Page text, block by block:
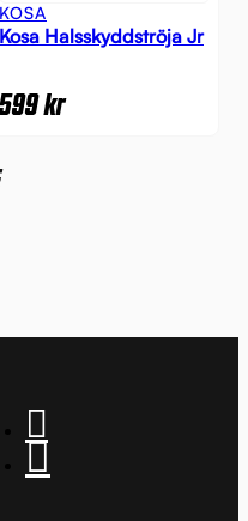
KOSA
Kosa Halsskyddströja Jr
599kr